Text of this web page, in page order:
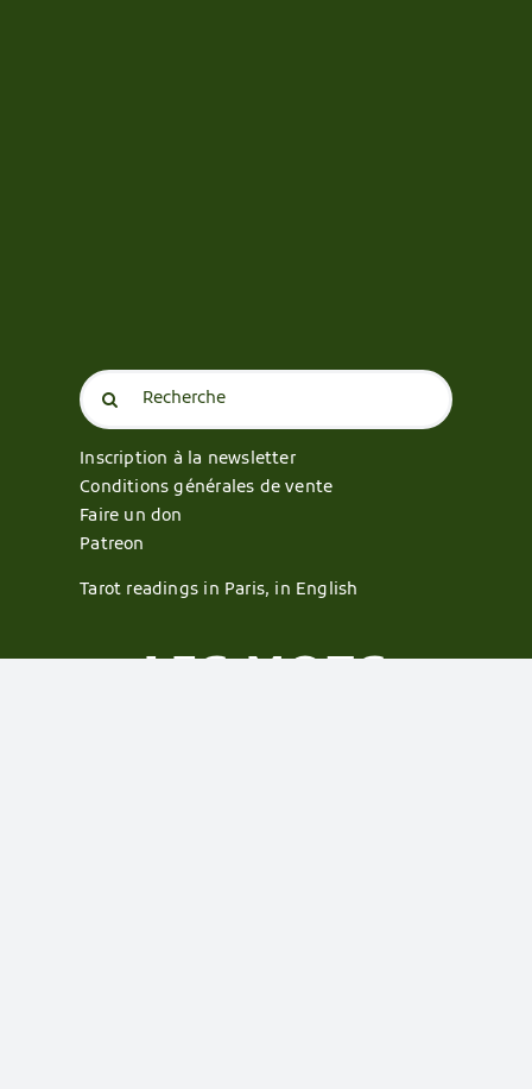
Search
for:
Inscription à la newsletter
Conditions générales de vente
Faire un don
Patreon
Tarot readings in Paris, in English